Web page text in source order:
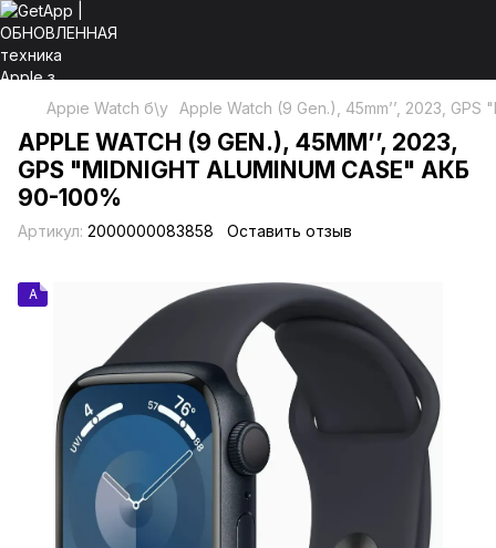
Apple Watch б\у Apple Watch (9 Gen.), 45mm’’, 2023,
APPLE WATCH (9 GEN.), 45MM’’, 2023,
GPS "MIDNIGHT ALUMINUM CASE" АКБ
90-100%
Артикул: 2000000083858 Оставить отзыв
A